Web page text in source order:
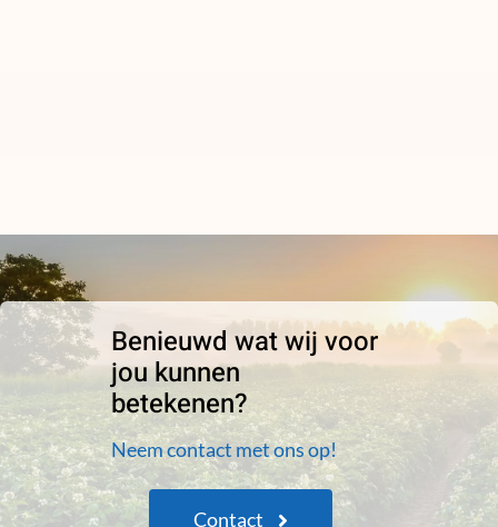
Benieuwd wat wij voor
jou kunnen
betekenen?
Neem contact met ons op!
Contact